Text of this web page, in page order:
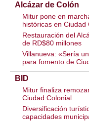
Alcázar de Colón
Mitur pone en
históricas en Ciudad
Restauración del
de RD$80 millones
Villanueva: «Sería
para fomento de
BID
Mitur finaliza
Ciudad Colonial
Diversificación
capacidades